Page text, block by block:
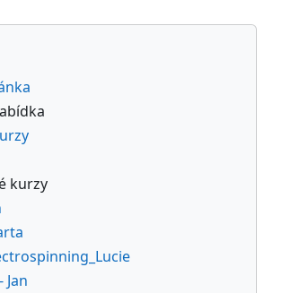
kurzy
Jan